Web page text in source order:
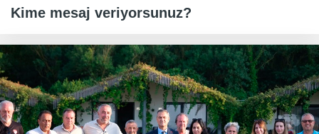
Kime mesaj veriyorsunuz?